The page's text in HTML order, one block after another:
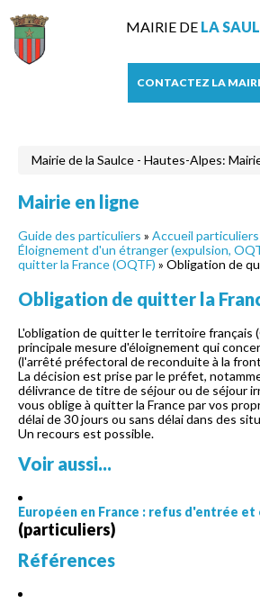
MAIRIE DE LA
CONTACTEZ LA
Mairie de la Saulce - Hautes-Alpes:
Mairie en ligne
Guide des particuliers » Accueil particuliers
Éloignement d'un étranger (expulsion,
quitter la France (OQTF) » Obligation de
Obligation de quitter la
L'obligation de quitter le territoire français
principale mesure d'éloignement qui
(l'arrêté préfectoral de reconduite à la
La décision est prise par le préfet,
délivrance de titre de séjour ou de séjour
vous oblige à quitter la France par vos
délai de 30 jours ou sans délai dans des
Un recours est possible.
Voir aussi...
Européen en France : refus d'entrée et
(particuliers)
Références